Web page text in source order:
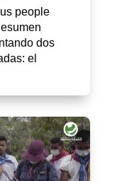
people
dos
el